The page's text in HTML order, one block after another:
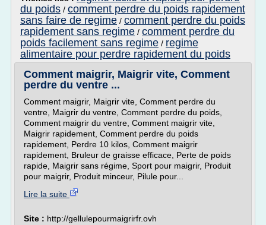
du poids / comment perdre du poids rapidement
sans faire de regime / comment perdre du poids
rapidement sans regime / comment perdre du
poids facilement sans regime / regime
alimentaire pour perdre rapidement du poids
Comment maigrir, Maigrir vite, Comment
perdre du ventre ...
Comment maigrir, Maigrir vite, Comment perdre du
ventre, Maigrir du ventre, Comment perdre du poids,
Comment maigrir du ventre, Comment maigrir vite,
Maigrir rapidement, Comment perdre du poids
rapidement, Perdre 10 kilos, Comment maigrir
rapidement, Bruleur de graisse efficace, Perte de poids
rapide, Maigrir sans régime, Sport pour maigrir, Produit
pour maigrir, Produit minceur, Pilule pour...
Lire la suite
Site : http://gellulepourmaigrirfr.ovh